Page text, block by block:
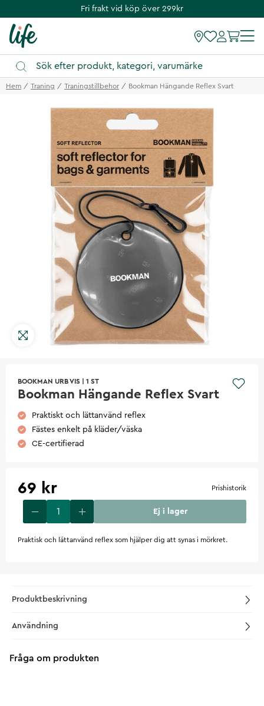
Fri frakt vid köp över 299kr
Hem Traning Traningstillbehor Bookman Hängande Reflex Svart
BOOKMAN URB VIS 1 ST
Bookman Hängande Reflex Svart
Praktiskt och lättanvänd reflex
Fästes enkelt på kläder/väska
CE-certifierad
69 kr Prishistorik
Ej i lager
Praktisk och lättanvänd reflex som hjälper dig att synas i mörkret.
Produktbeskrivning
Användning
Fråga om produkten